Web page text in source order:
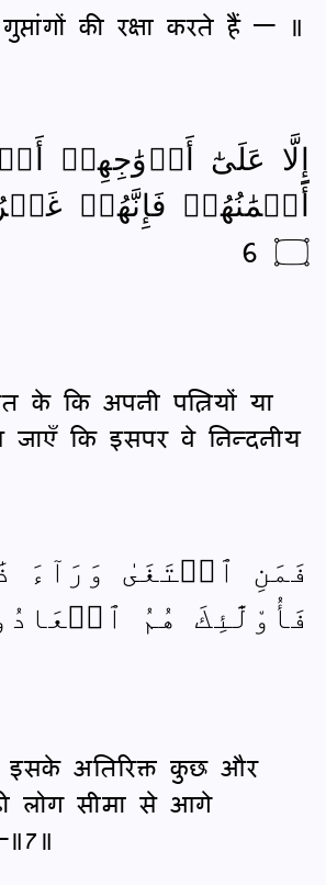
की रक्षा करते हैं — ॥
إِلَّا عَلَىٰٓ أَزۡوَٰجِهِمۡ
أَيۡمَٰنُهُمۡ فَإِنَّهُمۡ غَيۡرُ
۝ 6
के कि अपनी पत्नियों या
जाएँ कि इसपर वे निन्दनीय
فَمَنِ ٱبۡتَغَىٰ وَرَآءَ
فَأُوْلَٰٓئِكَ هُمُ ٱلۡعَادُونَ
इसके अतिरिक्त कुछ और
लोग सीमा से आगे